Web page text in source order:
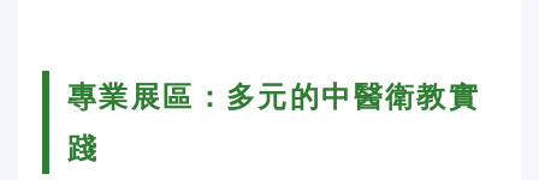
專業展區：多元的中醫衛教實
踐